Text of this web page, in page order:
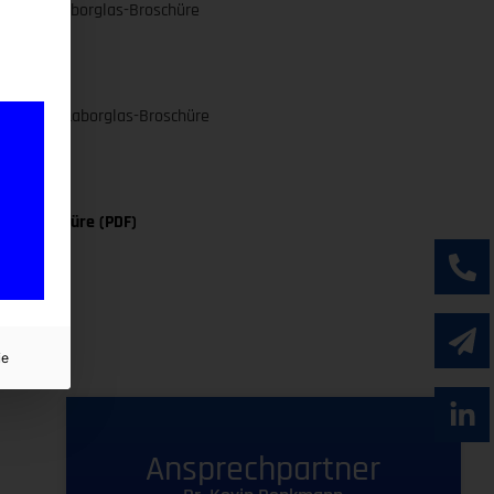
in der Laborglas-Broschüre
in der Laborglas-Broschüre
Broschüre (PDF)
Ansprechpartner